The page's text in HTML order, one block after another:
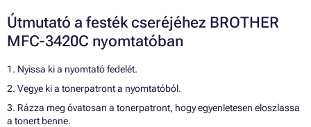
Útmutató a festék cseréjéhez BROTHER
MFC-3420C nyomtatóban
1. Nyissa ki a nyomtató fedelét.
2. Vegye ki a tonerpatront a nyomtatóból.
3. Rázza meg óvatosan a tonerpatront, hogy egyenletesen eloszlassa
a tonert benne.